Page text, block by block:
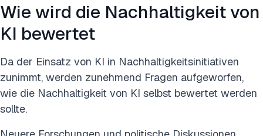
Wie wird die Nachhaltigkeit von
KI bewertet
Da der Einsatz von KI in Nachhaltigkeitsinitiativen
zunimmt, werden zunehmend Fragen aufgeworfen,
wie die Nachhaltigkeit von KI selbst bewertet werden
sollte.